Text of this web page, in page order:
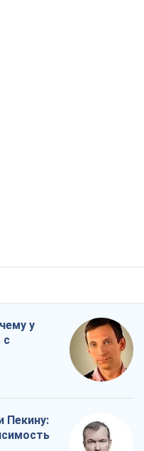
у
с
Пекину: